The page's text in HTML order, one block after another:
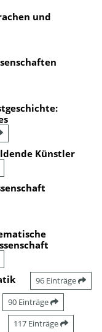
und
Künstler
96 Einträge
90 Einträge
117 Einträge